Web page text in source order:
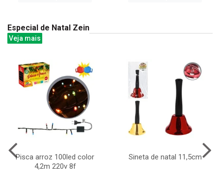
Especial de Natal Zein
Veja mais
Pisca arroz 100led color
4,2m 220v 8f
Sineta de natal 11,5cm